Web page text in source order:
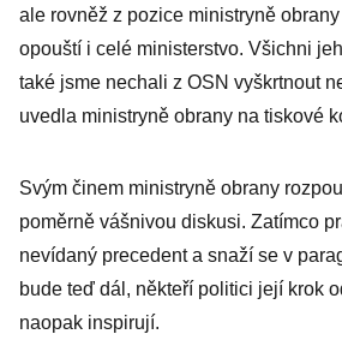
ale rovněž z pozice ministryně
opouští i celé ministerstvo. Všichni
také jsme nechali z OSN vyškrtnout
uvedla ministryně obrany na tiskové
Svým činem ministryně obrany
poměrně vášnivou diskusi. Zatímco
nevídaný precedent a snaží se v
bude teď dál, někteří politici její krok
naopak inspirují.